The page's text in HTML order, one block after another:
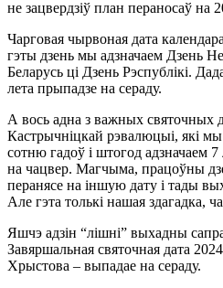
не зацвердзіў план пераносаў на
Чарговая чырвоная дата
гэты дзень мы адзначаем Дзень
Беларусь ці Дзень Рэспублікі.
лета прыпадзе на сераду.
А вось адна з важных святочных
Кастрычніцкай рэвалюцыі, які
сотню гадоў і штогод адзначаем
на чацвер. Магчыма, працоўны
перанясе на іншую дату і тады
Але гэта толькі нашая здагадка,
Яшчэ адзін “лішні” выхадны
Завяршальная святочная дата
Хрыстова – выпадае на сераду.